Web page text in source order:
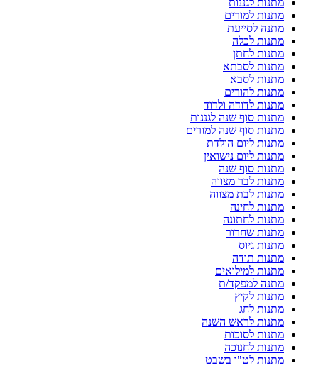
מתנות לגננות
מתנות למורים
מתנה לסייעת
מתנות לכלה
מתנות לחתן
מתנות לסבתא
מתנות לסבא
מתנות להורים
מתנות לדודה ולדוד
מתנות סוף שנה לגננות
מתנות סוף שנה למורים
מתנות ליום הולדת
מתנות ליום נישואין
מתנות סוף שנה
מתנות לבר מצווה
מתנות לבת מצווה
מתנות לחינה
מתנות לחתונה
מתנות שחרור
מתנות גיוס
מתנות תודה
מתנות למילואים
מתנה למפקד/ת
מתנות לקיץ
מתנות לחג
מתנות לראש השנה
מתנות לסוכות
מתנות לחנוכה
מתנות לט"ו בשבט